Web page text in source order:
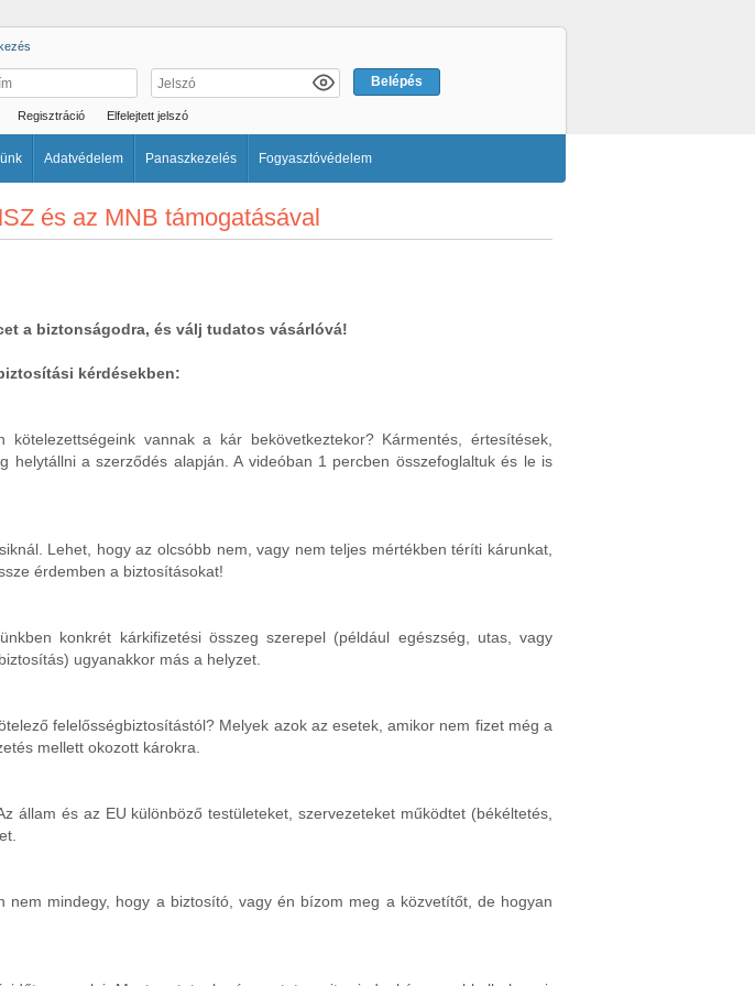
Regisztráció Elfelejtett jelszó
Adatvédelem Panaszkezelés Fogyasztóvédelem
és az MNB támogatásával
a biztonságodra, és válj tudatos vásárlóvá!
kérdésekben:
vannak a kár bekövetkeztekor? Kármentés, értesítések,
a szerződés alapján. A videóban 1 percben összefoglaltuk és le is
Lehet, hogy az olcsóbb nem, vagy nem teljes mértékben téríti kárunkat,
érdemben a biztosításokat!
konkrét kárkifizetési összeg szerepel (például egészség, utas, vagy
ugyanakkor más a helyzet.
felelősségbiztosítástól? Melyek azok az esetek, amikor nem fizet még a
mellett okozott károkra.
állam és az EU különböző testületeket, szervezeteket működtet (békéltetés,
mindegy, hogy a biztosító, vagy én bízom meg a közvetítőt, de hogyan